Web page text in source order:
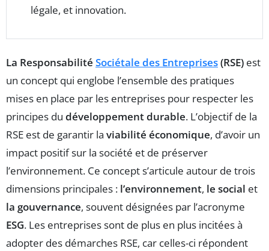
légale, et innovation.
La Responsabilité Sociétale des Entreprises(RSE) est
un concept qui englobe l’ensemble des pratiques
mises en place par les entreprises pour respecter les
principes du développement durable. L’objectif de la
RSE est de garantir la viabilité économique, d’avoir un
impact positif sur la société et de préserver
l’environnement. Ce concept s’articule autour de trois
dimensions principales : l’environnement, le social et
la gouvernance, souvent désignées par l’acronyme
ESG. Les entreprises sont de plus en plus incitées à
adopter des démarches RSE, car celles-ci répondent